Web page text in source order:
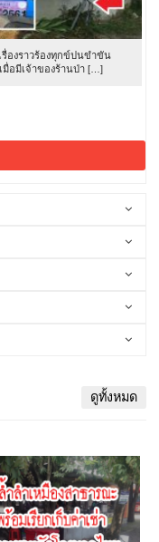
รื่องราวร้องทุกข์ปนขำขัน
มื่อมีเจ้าของร้านป่า […]
ดูทั้งหมด